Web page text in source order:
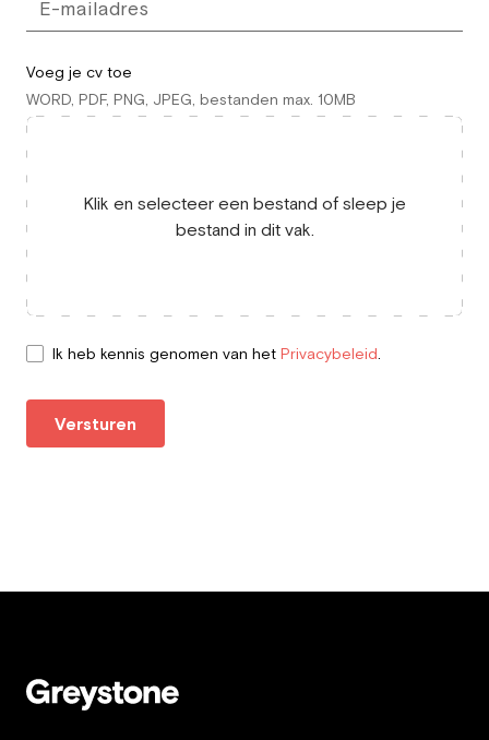
Voeg je cv toe
WORD, PDF, PNG, JPEG, bestanden max. 10MB
Klik en selecteer een bestand of sleep je
bestand in dit vak.
Ik heb kennis genomen van het Privacybeleid
Versturen